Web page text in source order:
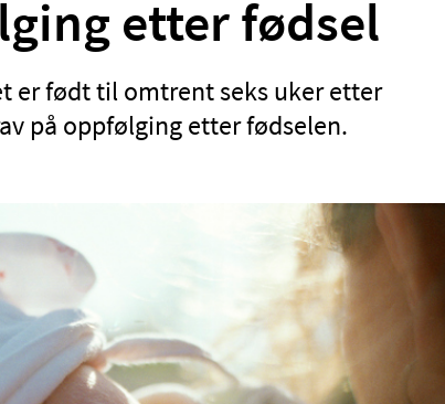
etter fødsel
er født til omtrent seks uker etter
på oppfølging etter fødselen.